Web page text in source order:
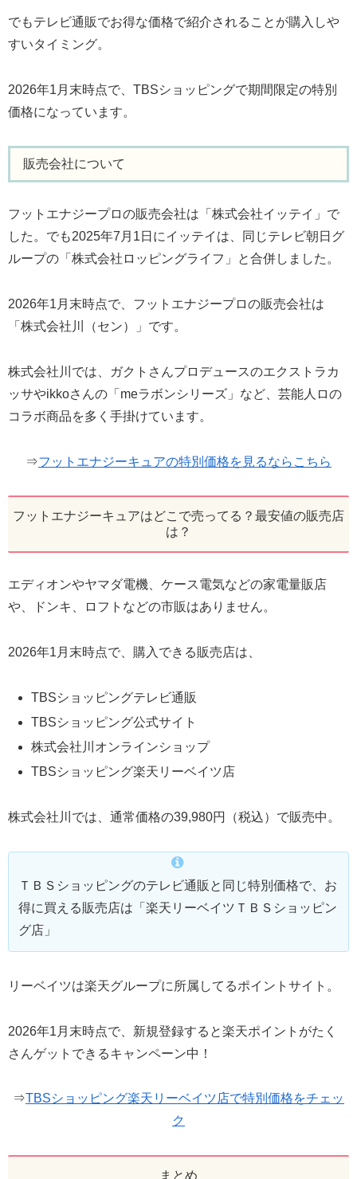
でもテレビ通販でお得な価格で紹介されることが購入しや
すいタイミング。
2026年1月末時点で、TBSショッピングで期間限定の特別
価格になっています。
販売会社について
フットエナジープロの販売会社は「株式会社イッテイ」で
した。でも2025年7月1日にイッテイは、同じテレビ朝日グ
ループの「株式会社ロッピングライフ」と合併しました。
2026年1月末時点で、フットエナジープロの販売会社は
「株式会社川（セン）」です。
株式会社川では、ガクトさんプロデュースのエクストラカ
ッサやikkoさんの「meラボンシリーズ」など、芸能人ロの
コラボ商品を多く手掛けています。
⇒フットエナジーキュアの特別価格を見るならこちら
フットエナジーキュアはどこで売ってる？最安値の販売店
は？
エディオンやヤマダ電機、ケース電気などの家電量販店
や、ドンキ、ロフトなどの市販はありません。
2026年1月末時点で、購入できる販売店は、
TBSショッピングテレビ通販
TBSショッピング公式サイト
株式会社川オンラインショップ
TBSショッピング楽天リーベイツ店
株式会社川では、通常価格の39,980円（税込）で販売中。
ＴＢＳショッピングのテレビ通販と同じ特別価格で、お
得に買える販売店は「楽天リーベイツＴＢＳショッピン
グ店」
リーベイツは楽天グループに所属してるポイントサイト。
2026年1月末時点で、新規登録すると楽天ポイントがたく
さんゲットできるキャンペーン中！
⇒TBSショッピング楽天リーベイツ店で特別価格をチェッ
ク
まとめ